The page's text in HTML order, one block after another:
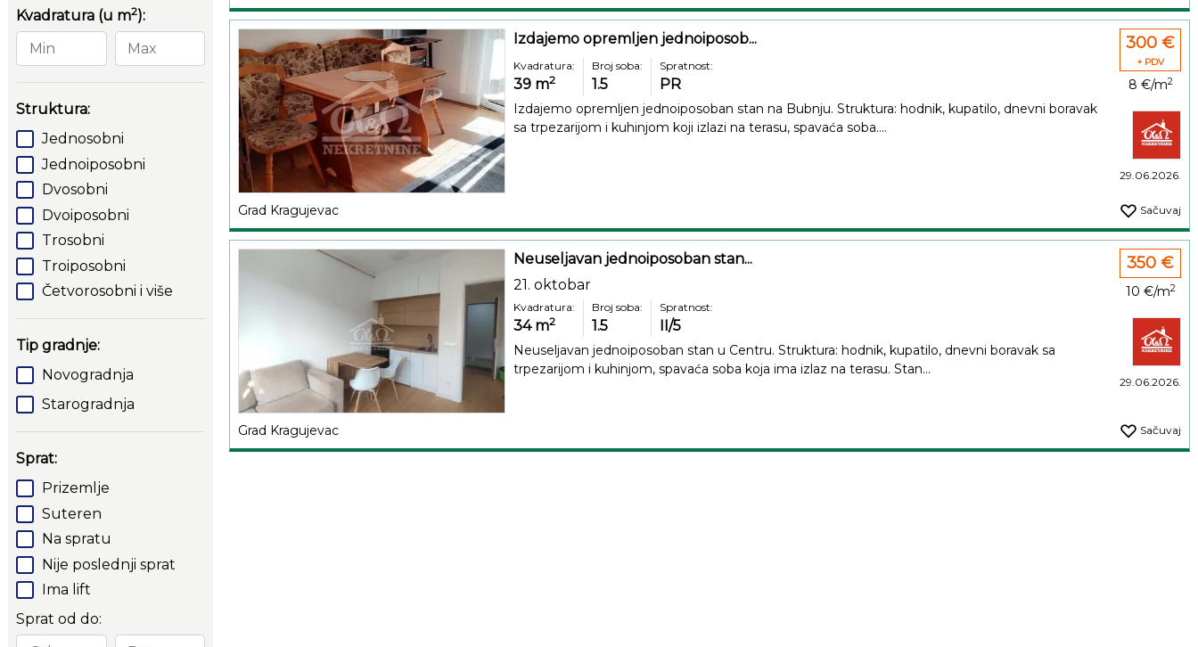
Kvadratura (u m2):
Struktura:
Jednosobni
Jednoiposobni
Dvosobni
Dvoiposobni
Trosobni
Troiposobni
Četvorosobni i više
Tip gradnje:
Novogradnja
Starogradnja
Sprat:
Prizemlje
Suteren
Na spratu
Nije poslednji sprat
Ima lift
Sprat od do:
Izdajemo opremljen jednoiposob...
Kvadratura:
39 m2
Broj soba:
1.5
Spratnost:
PR
Izdajemo opremljen jednoiposoban stan na Bubnju. Struktura: hodnik, kupatilo, dnevni boravak
sa trpezarijom i kuhinjom koji izlazi na terasu, spavaća soba....
300 €
+ PDV
8 €/m2
29.06.2026.
Grad Kragujevac Sačuvaj
Neuseljavan jednoiposoban stan...
21. oktobar
Kvadratura:
34m2
Broj soba:
1.5
Spratnost:
II/5
Neuseljavan jednoiposoban stan u Centru. Struktura: hodnik, kupatilo, dnevni boravak sa
trpezarijom i kuhinjom, spavaća soba koja ima izlaz na terasu. Stan...
350 €
10 €/m2
29.06.2026.
Grad Kragujevac Sačuvaj